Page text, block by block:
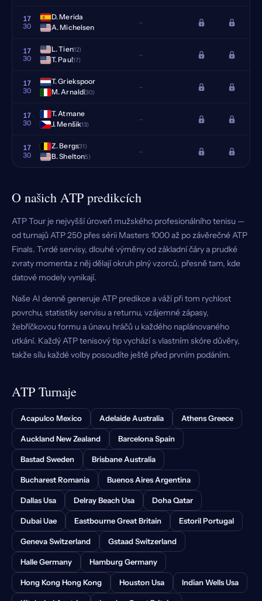
17
30
D. Merida
A. Michelsen
–
17
30
L. Tien(12)
T. Paul(17) –
17
30
T. Griekspoor
M. Arnaldi(30) –
17
30
T. Atmane
J. Menšik(13) –
17
30
Z. Bergs(31)
B. Shelton(5) –
O našich ATP predikcích
ATP Tour je nejvyšší úroveň mužského profesionálního tenisu —
od turnajů ATP 250 přes sérii Masters 1000 až po závěrečné ATP
Finals. Tvrdé servisy, dlouhé výměny od základní čáry a prudké
zvraty momenta z něj dělají okruh plný vzorců, přesně tam, kde
datové modely vynikají.
Naše AI denně generuje ATP predikce a váží při tom rychlost
povrchu, statistiky servisu a returnu, vzájemné zápasy,
žebříčkovou formu a únavu hráčů u každého naplánovaného
utkání. Každý ATP tenisový tip vychází s vlastním skóre důvěry,
takže sílu každé volby posoudíte ještě před prvním podáním.
ATP Turnaje
Acapulco Mexico Adelaide Australia Athens Greece
Auckland New Zealand Barcelona Spain
Bastad Sweden Brisbane Australia
Bucharest Romania Buenos Aires Argentina
Dallas Usa Delray Beach Usa Doha Qatar
Dubai Uae Eastbourne Great Britain Estoril Portugal
Geneva Switzerland Gstaad Switzerland
Halle Germany Hamburg Germany
Hong Kong Hong Kong Houston Usa Indian Wells Usa